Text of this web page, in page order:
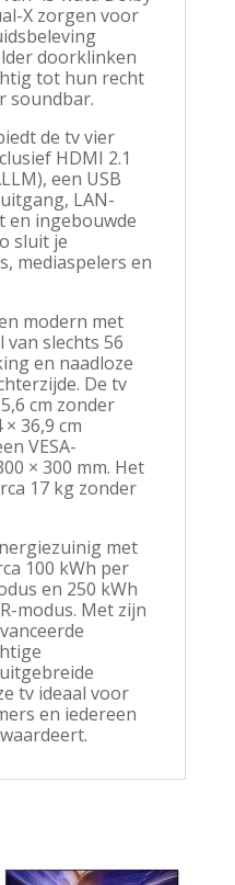
X zorgen voor
doorklinken
tot hun recht
soundbar.
de tv vier
HDMI 2.1
een USB
LAN-
en ingebouwde
sluit je
mediaspelers en
modern met
slechts 56
en naadloze
De tv
cm zonder
36,9 cm
VESA-
× 300 mm. Het
17 kg zonder
met
100 kWh per
en 250 kWh
modus. Met zijn
tv ideaal voor
en iedereen